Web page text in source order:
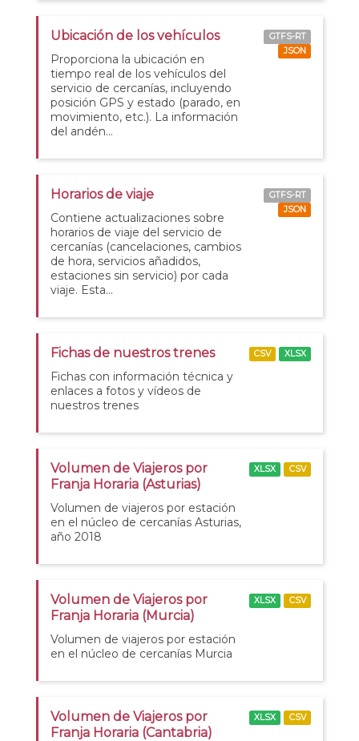
Ubicación de los vehículos
Proporciona la ubicación en
tiempo real de los vehículos del
servicio de cercanías, incluyendo
posición GPS y estado (parado, en
movimiento, etc.). La información
del andén...
GTFS-RT
JSON
Horarios de viaje
Contiene actualizaciones sobre
horarios de viaje del servicio de
cercanías (cancelaciones, cambios
de hora, servicios añadidos,
estaciones sin servicio) por cada
viaje. Esta...
GTFS-RT
JSON
Fichas de nuestros trenes
Fichas con información técnica y
enlaces a fotos y vídeos de
nuestros trenes
CSV XLSX
Volumen de Viajeros por
Franja Horaria (Asturias)
Volumen de viajeros por estación
en el núcleo de cercanías Asturias,
año 2018
XLSX CSV
Volumen de Viajeros por
Franja Horaria (Murcia)
Volumen de viajeros por estación
en el núcleo de cercanías Murcia
XLSX CSV
Volumen de Viajeros por
Franja Horaria (Cantabria)
XLSX CSV